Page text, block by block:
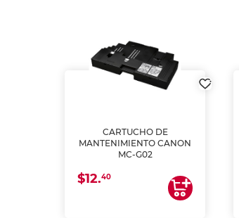
CARTUCHO DE
MANTENIMIENTO CANON
MC-G02
$12.40